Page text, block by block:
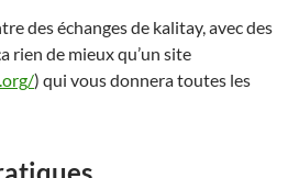
des échanges de kalitay, avec des
rien de mieux qu’un site
) qui vous donnera toutes les